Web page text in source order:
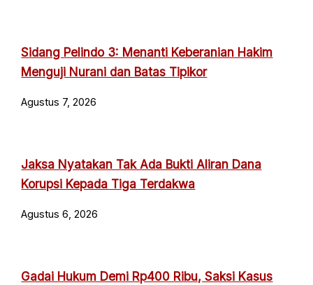
Sidang Pelindo 3: Menanti Keberanian Hakim
Menguji Nurani dan Batas Tipikor
Agustus 7, 2026
Jaksa Nyatakan Tak Ada Bukti Aliran Dana
Korupsi Kepada Tiga Terdakwa
Agustus 6, 2026
Gadai Hukum Demi Rp400 Ribu, Saksi Kasus